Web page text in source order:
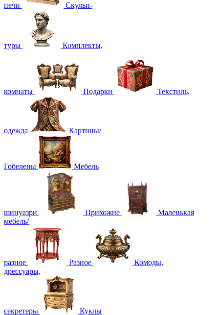
печи Скульп-
туры Комплекты,
комнаты Подарки Текстиль,
одежда Картины/
Гобелены Мебель
шинуазри Прихожие
Маленькая
мебель/
разное Разное
Комоды,
дрессуары,
секретеры Куклы